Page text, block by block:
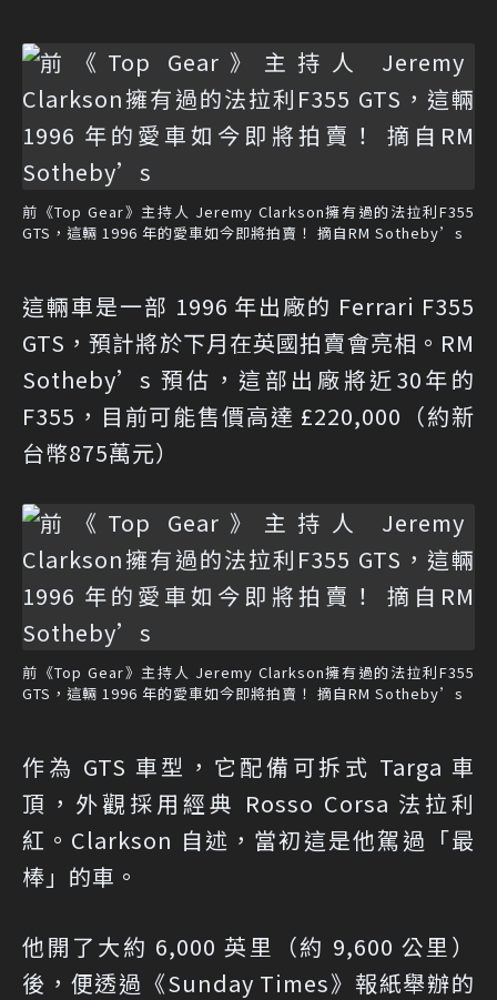
前《Top Gear》主持人 Jeremy Clarkson擁有過的法拉利F355
GTS，這輛 1996 年的愛車如今即將拍賣！ 摘自RM Sotheby’s
這輛車是一部 1996 年出廠的 Ferrari F355
GTS，預計將於下月在英國拍賣會亮相。RM
Sotheby’s 預估，這部出廠將近30年的
F355，目前可能售價高達 £220,000（約新
台幣875萬元）
前《Top Gear》主持人 Jeremy Clarkson擁有過的法拉利F355
GTS，這輛 1996 年的愛車如今即將拍賣！ 摘自RM Sotheby’s
作為 GTS 車型，它配備可拆式 Targa 車
頂，外觀採用經典 Rosso Corsa 法拉利
紅。Clarkson 自述，當初這是他駕過「最
棒」的車。
他開了大約 6,000 英里（約 9,600 公里）
後，便透過《Sunday Times》報紙舉辦的